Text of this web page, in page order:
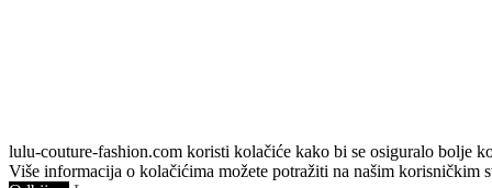
lulu-couture-fashion.com koristi kolačiće kako bi se osiguralo bolje
Više informacija o kolačićima možete potražiti na našim korisničkim